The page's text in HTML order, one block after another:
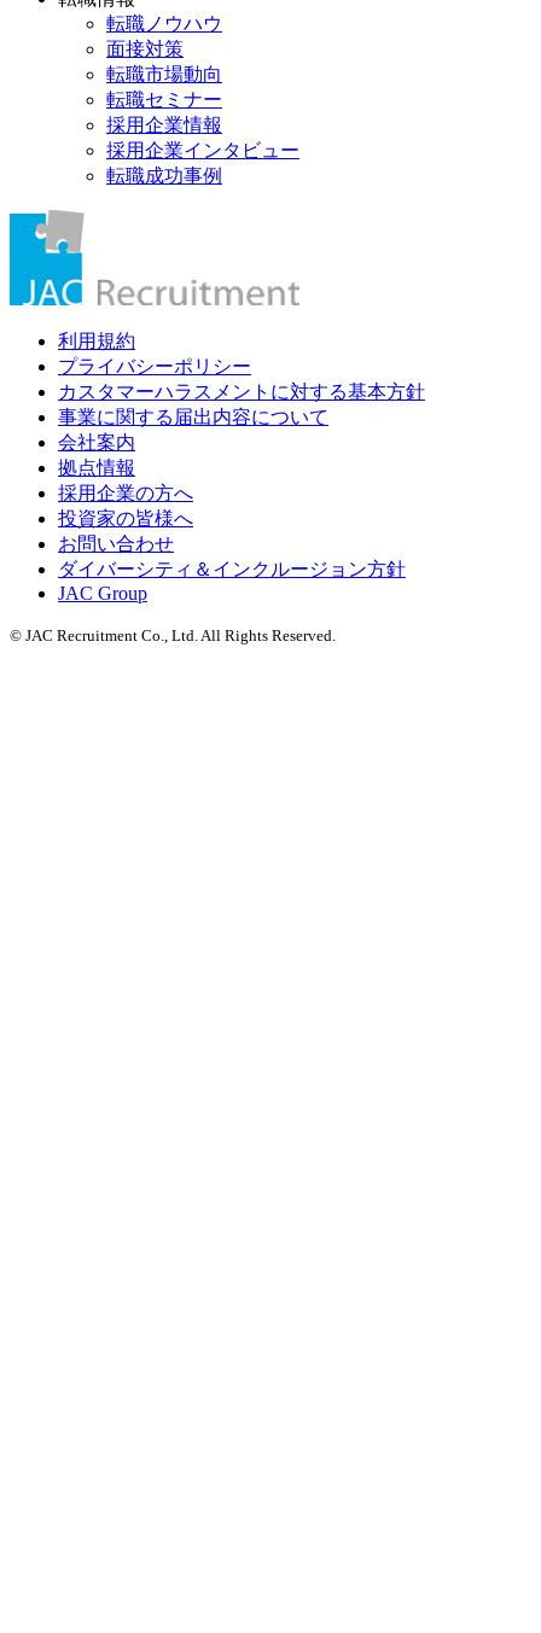
転職ノウハウ
面接対策
転職市場動向
転職セミナー
採用企業情報
採用企業インタビュー
転職成功事例
利用規約
プライバシーポリシー
カスタマーハラスメントに対する基本方針
事業に関する届出内容について
会社案内
拠点情報
採用企業の方へ
投資家の皆様へ
お問い合わせ
ダイバーシティ＆インクルージョン方針
JAC Group
© JAC Recruitment Co., Ltd. All Rights Reserved.